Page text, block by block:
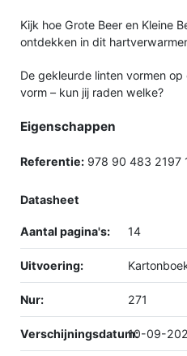
Kijk hoe Grote Beer en Kleine
ontdekken in dit
De gekleurde linten vormen
vorm – kun jij raden welke?
Eigenschappen
Referentie: 978 90 483 2197
Datasheet
Aantal pagina's: 14
Uitvoering:
Nur: 271
Verschijningsdatum:10-09-